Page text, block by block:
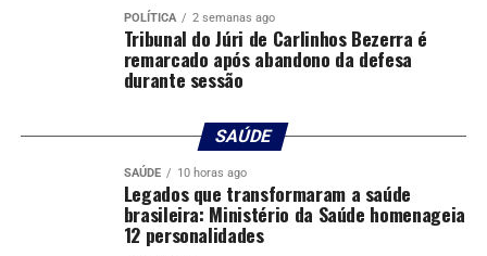
POLÍTICA 2 semanas ago
Tribunal do Júri de Carlinhos Bezerra é
remarcado após abandono da defesa
durante sessão
SAÚDE
SAÚDE 10 horas ago
Legados que transformaram a saúde
brasileira: Ministério da Saúde homenageia
12 personalidades